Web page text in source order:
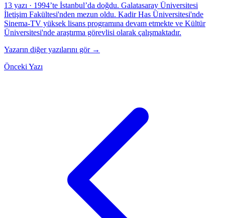
13 yazı · 1994’te İstanbul’da doğdu. Galatasaray Üniversitesi
İletişim Fakültesi'nden mezun oldu. Kadir Has Üniversitesi'nde
Sinema-TV yüksek lisans programına devam etmekte ve Kültür
Üniversitesi'nde araştırma görevlisi olarak çalışmaktadır.
Yazarın diğer yazılarını gör →
Önceki Yazı